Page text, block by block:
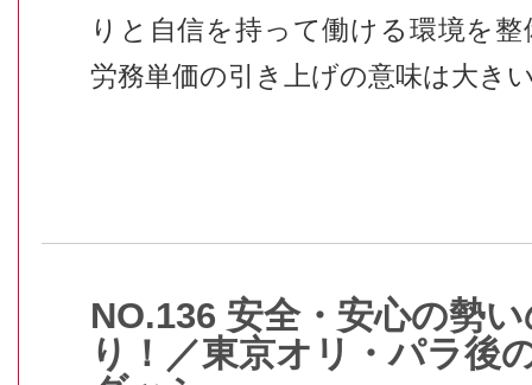
りと自信を持って働ける環境を
労務単価の引き上げの意味は大き
NO.136 安全・安心の勢
り！／東京オリ・パラ後